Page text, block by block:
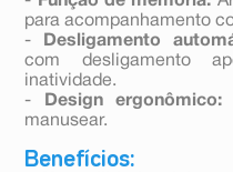
para acompanhamento
-
Desligamento
com desligamento
inatividade.
-
Design ergonômico:
manusear.
Benefícios: